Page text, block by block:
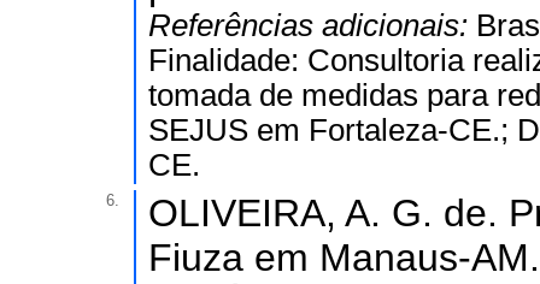
Referências adicionais:
Finalidade: Consultoria
tomada de medidas para
SEJUS em Fortaleza-CE.;
CE.
6.
OLIVEIRA, A. G. de.
Fiuza em Manaus-